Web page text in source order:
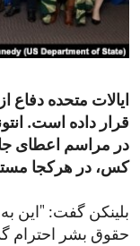
ایالات متحده دفاع
قرار داده است.
در مراسم اعطای
کس، در هرکجا
بلینکن گفت: "این
حقوق بشر احترام